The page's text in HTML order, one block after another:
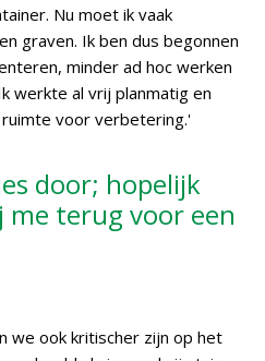
Nu moet ik vaak
graven. Ik ben dus begonnen
minder ad hoc werken
werkte al vrij planmatig en
voor verbetering.'
door; hopelijk
me terug voor een
we ook kritischer zijn op het